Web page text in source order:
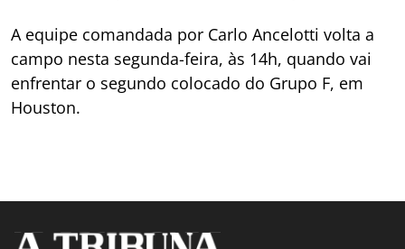
A equipe comandada por Carlo Ancelotti volta a
campo nesta segunda-feira, às 14h, quando vai
enfrentar o segundo colocado do Grupo F, em
Houston.